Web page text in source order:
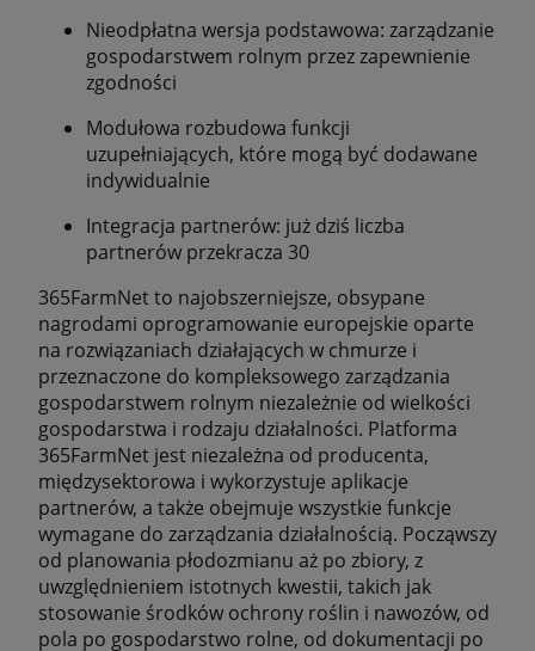
Nieodpłatna wersja podstawowa: zarządzanie
gospodarstwem rolnym przez zapewnienie
zgodności
Modułowa rozbudowa funkcji
uzupełniających, które mogą być dodawane
indywidualnie
Integracja partnerów: już dziś liczba
partnerów przekracza 30
365FarmNet to najobszerniejsze, obsypane
nagrodami oprogramowanie europejskie oparte
na rozwiązaniach działających w chmurze i
przeznaczone do kompleksowego zarządzania
gospodarstwem rolnym niezależnie od wielkości
gospodarstwa i rodzaju działalności. Platforma
365FarmNet jest niezależna od producenta,
międzysektorowa i wykorzystuje aplikacje
partnerów, a także obejmuje wszystkie funkcje
wymagane do zarządzania działalnością. Począwszy
od planowania płodozmianu aż po zbiory, z
uwzględnieniem istotnych kwestii, takich jak
stosowanie środków ochrony roślin i nawozów, od
pola po gospodarstwo rolne, od dokumentacji po